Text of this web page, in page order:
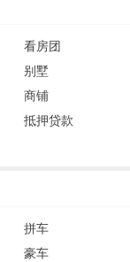
看房团
别墅
商铺
抵押贷款
拼车
豪车